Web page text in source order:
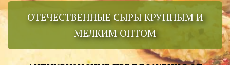
ОТЕЧЕСТВЕННЫЕ СЫРЫ КРУПНЫМ И
МЕЛКИМ ОПТОМ